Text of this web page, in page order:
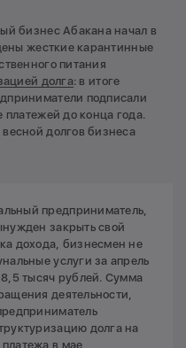
бизнес Абакана начал в
жесткие карантинные
питания
долга: в итоге
подписали
платежей до конца года.
долгов бизнеса
предприниматель,
закрыть свой
дохода, бизнесмен не
услуги за апрель
тысяч рублей. Сумма
деятельности,
долга на
в мае,